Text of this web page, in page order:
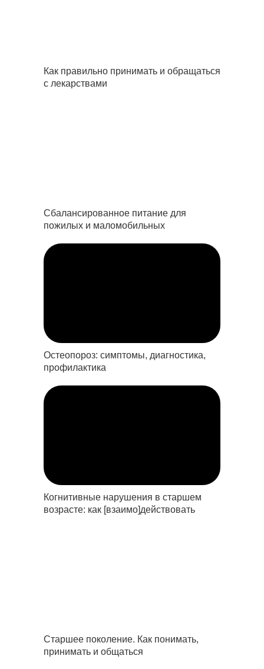
Как правильно принимать и обращаться
с лекарствами
Сбалансированное питание для
пожилых и маломобильных
Остеопороз: симптомы, диагностика,
профилактика
Когнитивные нарушения в старшем
возрасте: как [взаимо]действовать
Старшее поколение. Как понимать,
принимать и общаться